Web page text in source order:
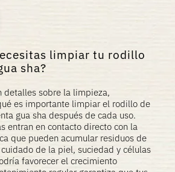
limpiar tu rodillo
sha?
detalles sobre la limpieza,
es importante limpiar el rodillo de
gua sha después de cada uso.
entran en contacto directo con la
que pueden acumular residuos de
de la piel, suciedad y células
favorecer el crecimiento